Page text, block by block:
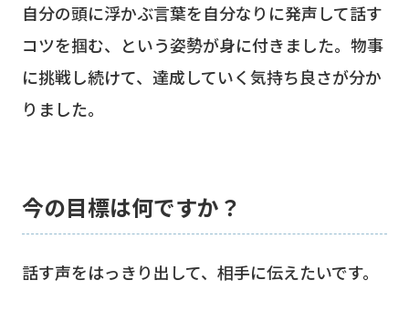
自分の頭に浮かぶ言葉を自分なりに発声して話す
コツを掴む、という姿勢が身に付きました。物事
に挑戦し続けて、達成していく気持ち良さが分か
りました。
今の目標は何ですか？
話す声をはっきり出して、相手に伝えたいです。